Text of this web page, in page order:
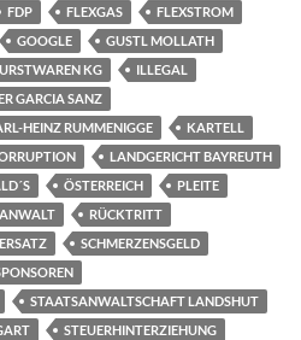
FDP FLEXGAS
FLEXSTROM
GOOGLE
GUSTL MOLLATH
KG
ILLEGAL
GARCIA SANZ
HEINZ RUMMENIGGE
KARTELL
LANDGERICHT BAYREUTH
ÖSTERREICH
PLEITE
RÜCKTRITT
SCHMERZENSGELD
STAATSANWALTSCHAFT LANDSHUT
STEUERHINTERZIEHUNG